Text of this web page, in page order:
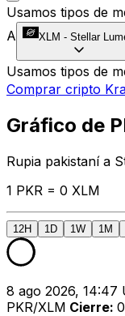
Usamos tipos de
A
XLM - Stellar
Usamos tipos de
Comprar cripto
Gráfico de
Rupia pakistaní a
1 PKR = 0 XLM
12H 1D 1W 1M
8 ago 2026, 14:47
PKR/XLM Cierre: 0